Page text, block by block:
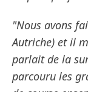
"Nous avons
Autriche) et il
parlait de la
parcouru les